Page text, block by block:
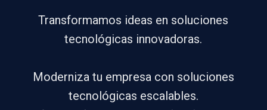
Transformamos ideas en soluciones
tecnológicas innovadoras.
Moderniza tu empresa con soluciones
tecnológicas escalables.